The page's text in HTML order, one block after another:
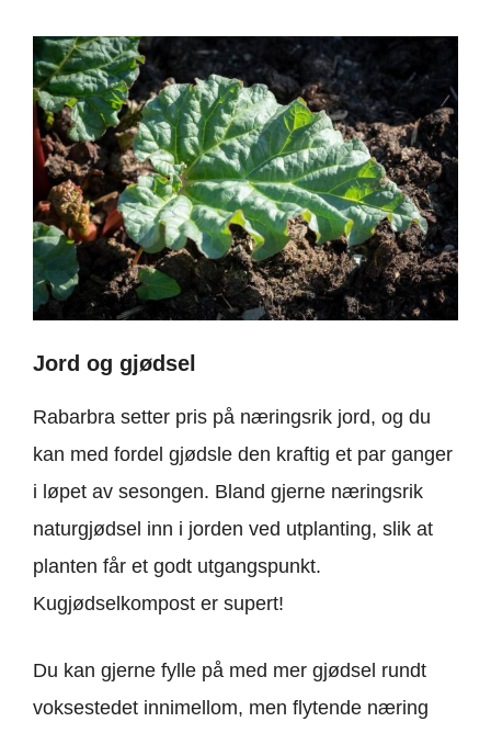
Jord og gjødsel
Rabarbra setter pris på næringsrik jord, og du
kan med fordel gjødsle den kraftig et par ganger
i løpet av sesongen. Bland gjerne næringsrik
naturgjødsel inn i jorden ved utplanting, slik at
planten får et godt utgangspunkt.
Kugjødselkompost er supert!
Du kan gjerne fylle på med mer gjødsel rundt
voksestedet innimellom, men flytende næring